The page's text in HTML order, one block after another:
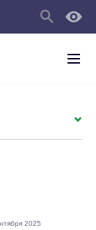
2025